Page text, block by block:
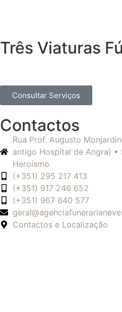
Três Viaturas
Consultar Serviços
Contactos
Rua Prof. Augusto
antigo Hospital de Angra)
Heroísmo
(+351) 295 217 413
(+351) 917 246 652
(+351) 967 640 577
Contactos e Localização